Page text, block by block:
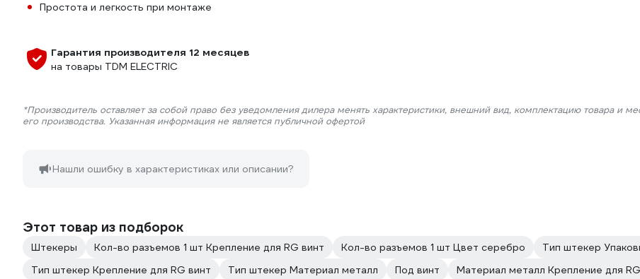
Простота и легкость при монтаже
Гарантия производителя 12 месяцев
на товары TDM ELECTRIC
*Производитель оставляет за собой право без уведомления дилера менять характеристики, внешний вид, комплектацию товара и
его производства. Указанная информация не является публичной офертой
Нашли ошибку в характеристиках или описании?
Этот товар из подборок
Штекеры Кол-во разъемов 1 шт Крепление для RG винт Кол-во разъемов 1 шт Цвет серебро Тип штекер
Тип штекер Крепление для RG винт
Тип штекер Материал металл Под винт Материал металл Крепление для